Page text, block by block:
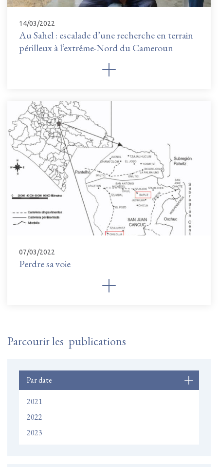
14/03/2022
Au Sahel : escalade d’une recherche en terrain
périlleux à l’extrême-Nord du Cameroun
07/03/2022
Perdre sa voie
Parcourir les publications
Par date
2021
2022
2023